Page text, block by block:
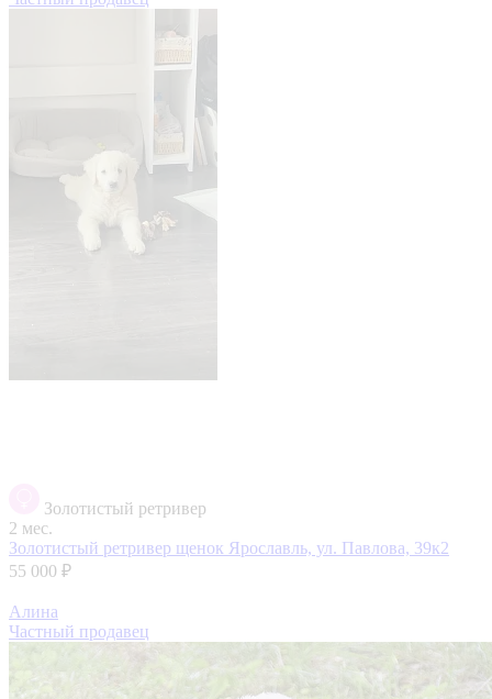
Золотистый ретривер
2 мес.
Золотистый ретривер щенок Ярославль, ул. Павлова, 39к2
55 000 ₽
Алина
Частный продавец